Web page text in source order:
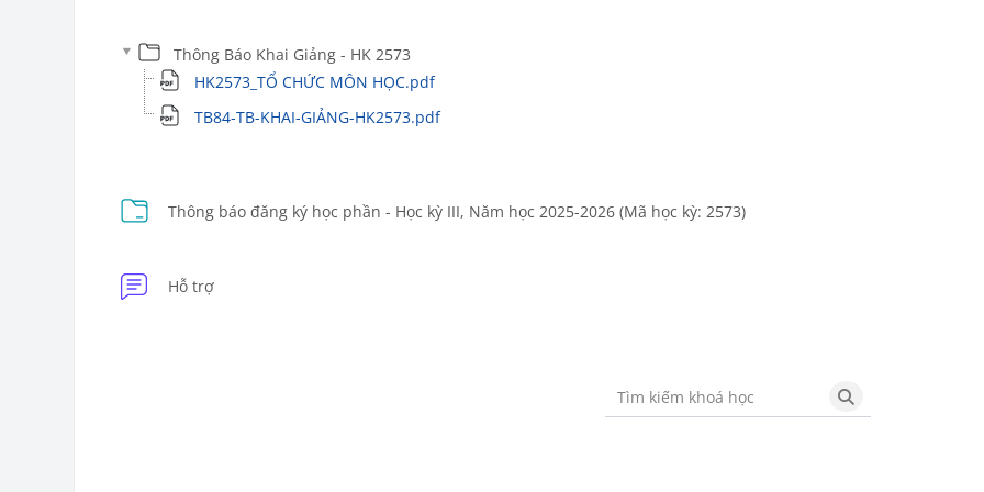
Thông Báo Khai Giảng - HK 2573
HK2573_TỔ CHỨC MÔN HỌC.pdf
TB84-TB-KHAI-GIẢNG-HK2573.pdf
Thông báo đăng ký học phần - Học kỳ III, Năm học 2025-2026 (Mã học kỳ: 2573)Thư mục
Hỗ trợ
Tìm kiếm khoá học
Tìm kiếm khoá